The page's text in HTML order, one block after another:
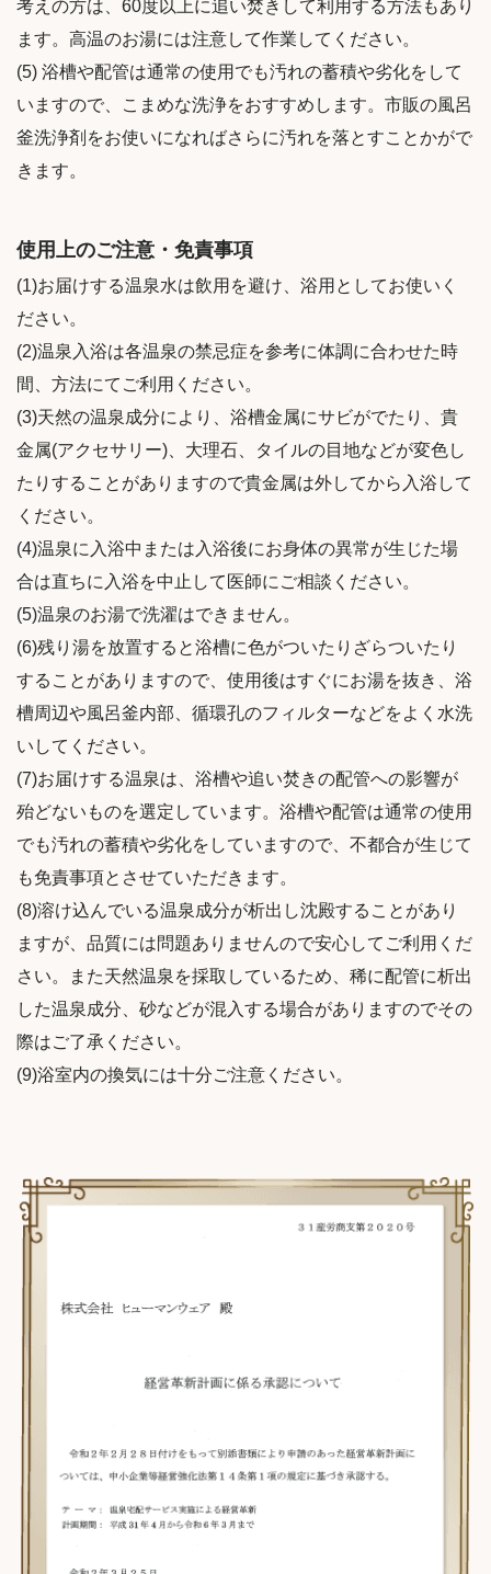
考えの方は、60度以上に追い焚きして利用する方法もあり
ます。高温のお湯には注意して作業してください。
(5) 浴槽や配管は通常の使用でも汚れの蓄積や劣化をして
いますので、こまめな洗浄をおすすめします。市販の風呂
釜洗浄剤をお使いになればさらに汚れを落とすことかがで
きます。
使用上のご注意・免責事項
(1)お届けする温泉水は飲用を避け、浴用としてお使いく
ださい。
(2)温泉入浴は各温泉の禁忌症を参考に体調に合わせた時
間、方法にてご利用ください。
(3)天然の温泉成分により、浴槽金属にサビがでたり、貴
金属(アクセサリー)、大理石、タイルの目地などが変色し
たりすることがありますので貴金属は外してから入浴して
ください。
(4)温泉に入浴中または入浴後にお身体の異常が生じた場
合は直ちに入浴を中止して医師にご相談ください。
(5)温泉のお湯で洗濯はできません。
(6)残り湯を放置すると浴槽に色がついたりざらついたり
することがありますので、使用後はすぐにお湯を抜き、浴
槽周辺や風呂釜内部、循環孔のフィルターなどをよく水洗
いしてください。
(7)お届けする温泉は、浴槽や追い焚きの配管への影響が
殆どないものを選定しています。浴槽や配管は通常の使用
でも汚れの蓄積や劣化をしていますので、不都合が生じて
も免責事項とさせていただきます。
(8)溶け込んでいる温泉成分が析出し沈殿することがあり
ますが、品質には問題ありませんので安心してご利用くだ
さい。また天然温泉を採取しているため、稀に配管に析出
した温泉成分、砂などが混入する場合がありますのでその
際はご了承ください。
(9)浴室内の換気には十分ご注意ください。